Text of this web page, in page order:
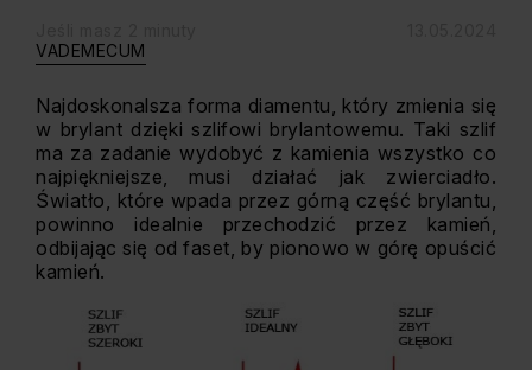
VADEMECUM
Najdoskonalsza forma diamentu, który zmienia się
w brylant dzięki szlifowi brylantowemu. Taki szlif
ma za zadanie wydobyć z kamienia wszystko co
najpiękniejsze, musi działać jak zwierciadło.
Światło, które wpada przez górną część brylantu,
powinno idealnie przechodzić przez kamień,
odbijając się od faset, by pionowo w górę opuścić
kamień.